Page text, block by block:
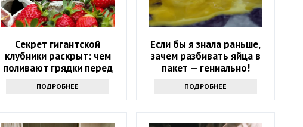
Секрет гигантской
клубники раскрыт: чем
поливают грядки перед
сбором урожая
ПОДРОБНЕЕ
Если бы я знала раньше,
зачем разбивать яйца в
пакет — гениально!
ПОДРОБНЕЕ